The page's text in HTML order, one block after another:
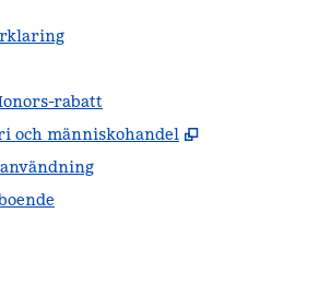
rabatt
och människohandel
,